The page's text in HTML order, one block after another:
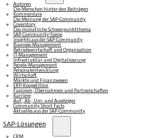
Autoren
Die Menschen hinter den Beiträgen
Kommentare
Die Meinung der SAP-Community
Coverstory
Das monatliche Schwerpunktthema
SAP-Community-Szene
Insights aus der SAP-Community
Business-Management
Betriebswirtschaft und Organisation
IT-Management
Infrastruktur und Digitalisierung
People-Management
Personalentwicklung
Wirtschaft
Märkte und Finanzwesen
ERP-Koopetition
Fusionen, Übernahmen und Partnerschaften
Karriere
Auf-, Ab-, Um- und Aussteiger
Community Short Facts
Aktuelles aus der SAP-Community
SAP-Lösungen
CRM